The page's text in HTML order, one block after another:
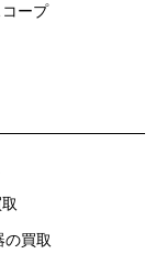
ープ
の買取